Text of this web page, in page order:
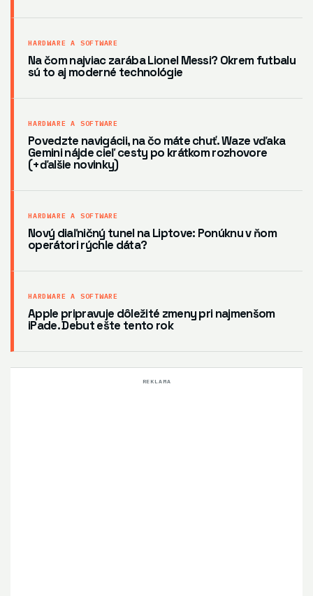
HARDWARE A SOFTWARE
Na čom najviac zarába Lionel Messi? Okrem futbalu
sú to aj moderné technológie
HARDWARE A SOFTWARE
Povedzte navigácii, na čo máte chuť. Waze vďaka
Gemini nájde cieľ cesty po krátkom rozhovore
(+ďalšie novinky)
HARDWARE A SOFTWARE
Nový diaľničný tunel na Liptove: Ponúknu v ňom
operátori rýchle dáta?
HARDWARE A SOFTWARE
Apple pripravuje dôležité zmeny pri najmenšom
iPade. Debut ešte tento rok
REKLAMA